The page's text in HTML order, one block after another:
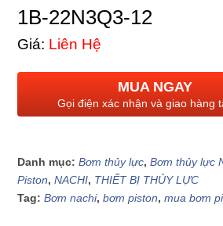
1B-22N3Q3-12
Giá: Liên Hệ
MUA NGAY
Gọi điện xác nhận và giao hàng
Danh mục:Bơm thủy lực,Bơm thủy lực
Piston,NACHI, THIẾT BỊ THỦY LỰC
Tag:Bơm nachi,bơm piston,mua bơm